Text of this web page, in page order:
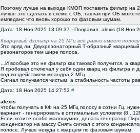
Поэтому лучше на выходе КМОП поставить фильтр на
лучше это сделать в схеме с ОБ, так как при ОБ
импеданс что вновь хорошо по фазовым шумам.
Дата: 18 Ноя 2025 13:09:37 · Поправил: alexis (18 Ноя
Кварцевый фильтр на 25 МГц всё равно имеет полосу
Это вряд ли. Двухрезонаторный Т-образный
резонаторов тем шире полоса.
...И вообще это не фильтр как таковой получится, а
Я пробовал отключал у себя один кварц из фильтра и
под воздействием меандра 2 МГц.
Сигнал получается чистым, а стабильность частоты
Дата: 18 Ноя 2025 14:27:53 #
alexis
чтобы получать в КФ на 25 МГц полосу в сотни Гц,
вариант - генерировать в оптимальных условиях
Если хотите особо малошумно, делать генератор
конденсатор на массу Снять сигнал с этого
полосе. Лучше некуда с кварцем по фазовым шумам.